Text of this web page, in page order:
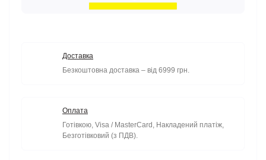
Доставка
Безкоштовна доставка – від 6999 грн.
Оплата
Готівкою, Visa / MasterCard, Накладений платіж,
Безготівковий (з ПДВ).